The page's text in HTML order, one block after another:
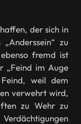
der sich in
zu
fremd ist
„Feind im Auge
weil dem
verwehrt wird,
zu Wehr zu